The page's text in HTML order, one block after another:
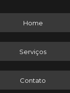
Home
Serviços
Contato